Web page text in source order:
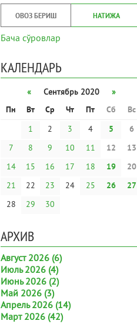
ОВОЗ БЕРИШ НАТИЖА
Бача сўровлар
КАЛЕНДАРЬ
« Сентябрь 2020
»
Пн
Вт Ср Чт Пт Сб
Вс
1
2 3 4 5
6
7
8 9 10 11 12
13
14
15 16 17 18 19
20
21
22 23 24 25 26
27
28
29 30
АРХИВ
Август 2026 (6)
Июль 2026 (4)
Июнь 2026 (2)
Май 2026 (3)
Апрель 2026 (14)
Март 2026 (42)